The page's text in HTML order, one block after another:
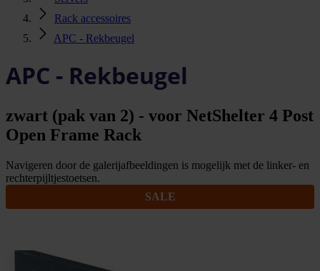
Rack accessoires
APC - Rekbeugel
APC - Rekbeugel
zwart (pak van 2) - voor NetShelter 4 Post
Open Frame Rack
Navigeren door de galerijafbeeldingen is mogelijk met de linker- en
rechterpijltjestoetsen.
SALE